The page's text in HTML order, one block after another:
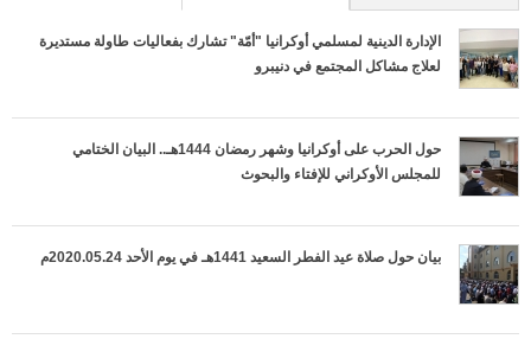
الإدارة الدينية لمسلمي أوكرانيا "أمّة" تشارك بفعاليات طاولة مستديرة
لعلاج مشاكل المجتمع في دنيبرو
حول الحرب على أوكرانيا وشهر رمضان 1444هـ.. البيان الختامي
للمجلس الأوكراني للإفتاء والبحوث
بيان حول صلاة عيد الفطر السعيد 1441هـ في يوم الأحد 2020.05.24م